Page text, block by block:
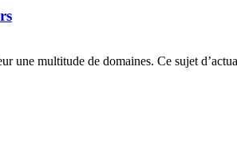
multitude de domaines. Ce sujet